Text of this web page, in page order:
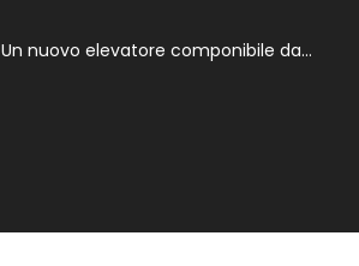
Tu sei qui:
Un nuovo elevatore componibile da…